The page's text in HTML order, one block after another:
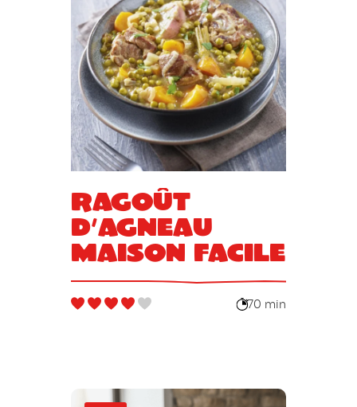
Ragoût
d’agneau
maison facile
70 min